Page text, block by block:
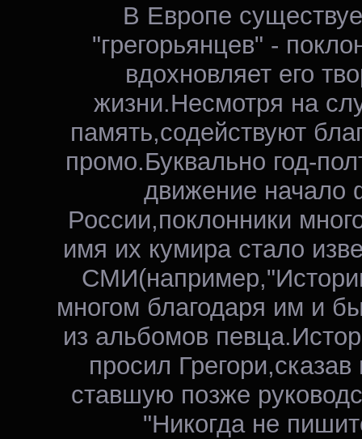
В Европе
"грегорьянцев" -
вдохновляет его
жизни.Несмотря на
память,содействуют
промо.Буквально год-
движение начало
России,поклонники
имя их кумира стало
многом благодаря им и
из альбомов
просил
ставшую позже
"Никогда не